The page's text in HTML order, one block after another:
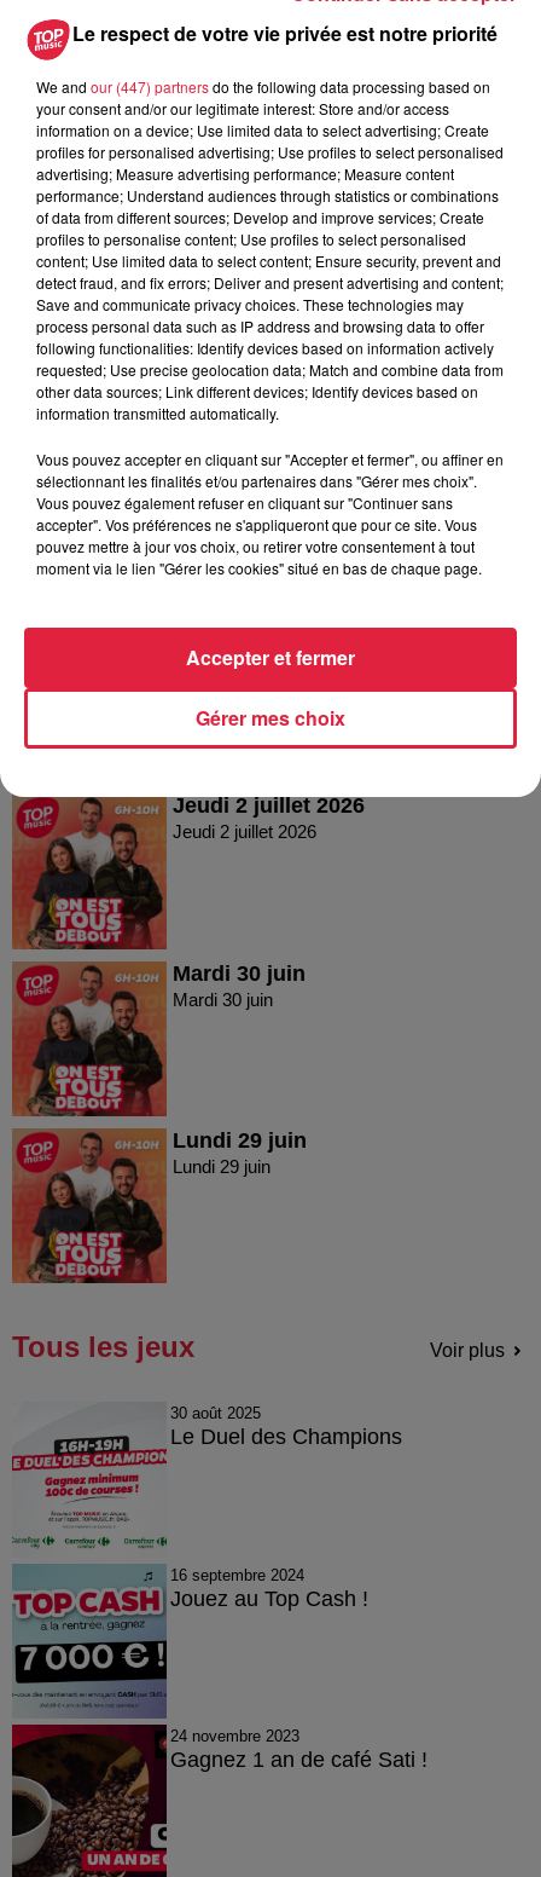
Les dernières infos sur la venue du
pape à Metz en septembre
5 août 2026
Europa-Park : des précisons sur
l’après Euro-Mir
Dans la même série
Top Music a Rulantica
Top Music a Rulantica
Vendredi 03 juillet 2026
Jeudi 2 juillet 2026
Jeudi 2 juillet 2026
Mardi 30 juin
Mardi 30 juin
Lundi 29 juin
Lundi 29 juin
Tous les jeux Voir plus
30 août 2025
Le Duel des Champions
16 septembre 2024
Jouez au Top Cash !
24 novembre 2023
Gagnez 1 an de café Sati !
Le respect de votre vie privée est notre priorité
We and our (447) partnersdo the following data processing based on
your consent and/or our legitimate interest: Store and/or access
information on a device; Use limited data to select advertising; Create
profiles for personalised advertising; Use profiles to select personalised
advertising; Measure advertising performance; Measure content
performance; Understand audiences through statistics or combinations
of data from different sources; Develop and improve services; Create
profiles to personalise content; Use profiles to select personalised
content; Use limited data to select content; Ensure security, prevent and
detect fraud, and fix errors; Deliver and present advertising and content;
Save and communicate privacy choices. These technologies may
process personal data such as IP address and browsing data to offer
following functionalities: Identify devices based on information actively
requested; Use precise geolocation data; Match and combine data from
other data sources; Link different devices; Identify devices based on
information transmitted automatically.
Vous pouvez accepter en cliquant sur "Accepter et fermer", ou affiner en
sélectionnant les finalités et/ou partenaires dans "Gérer mes choix".
Vous pouvez également refuser en cliquant sur "Continuer sans
accepter". Vos préférences ne s'appliqueront que pour ce site. Vous
pouvez mettre à jour vos choix, ou retirer votre consentement à tout
moment via le lien "Gérer les cookies" situé en bas de chaque page.
Gérer mes choix
Accepter et fermer